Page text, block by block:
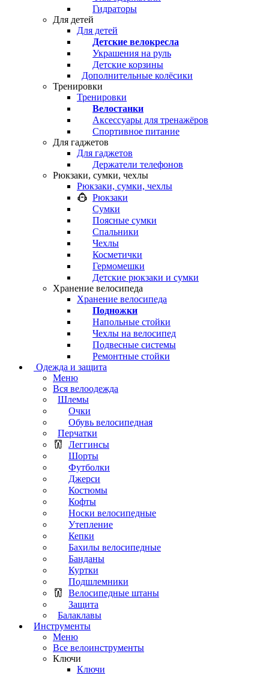
Гидраторы
Для детей
Для детей
Детские велокресла
Украшения на руль
Детские корзины
Дополнительные колёсики
Тренировки
Тренировки
Велостанки
Аксессуары для тренажёров
Спортивное питание
Для гаджетов
Для гаджетов
Держатели телефонов
Рюкзаки, сумки, чехлы
Рюкзаки, сумки, чехлы
Рюкзаки
Сумки
Поясные сумки
Спальники
Чехлы
Косметички
Гермомешки
Детские рюкзаки и сумки
Хранение велосипеда
Хранение велосипеда
Подножки
Напольные стойки
Чехлы на велосипед
Подвесные системы
Ремонтные стойки
Одежда и защита
Меню
Вся велоодежда
Шлемы
Очки
Обувь велосипедная
Перчатки
Леггинсы
Шорты
Футболки
Джерси
Костюмы
Кофты
Носки велосипедные
Утепление
Кепки
Бахилы велосипедные
Банданы
Куртки
Подшлемники
Велосипедные штаны
Защита
Балаклавы
Инструменты
Меню
Все велоинструменты
Ключи
Ключи